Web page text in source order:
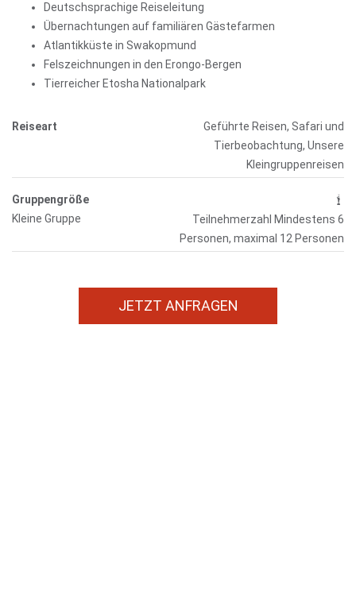
Deutschsprachige Reiseleitung
Übernachtungen auf familiären Gästefarmen
Atlantikküste in Swakopmund
Felszeichnungen in den Erongo-Bergen
Tierreicher Etosha Nationalpark
Reiseart
Geführte Reisen, Safari und
Tierbeobachtung, Unsere
Kleingruppenreisen
Gruppengröße
Kleine Gruppe
Teilnehmerzahl Mindestens 6
Personen, maximal 12 Personen
JETZT ANFRAGEN